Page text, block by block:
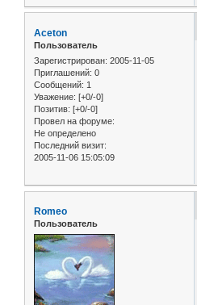
Aceton
Пользователь
Зарегистрирован: 2005-11-05
Приглашений: 0
Сообщений: 1
Уважение: [+0/-0]
Позитив: [+0/-0]
Провел на форуме:
Не определено
Последний визит:
2005-11-06 15:05:09
Romeo
Пользователь